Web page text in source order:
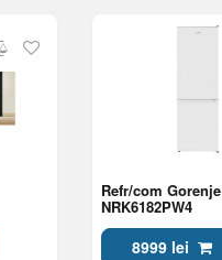
Refr/com Gorenje
NRK6182PW4
8999 lei